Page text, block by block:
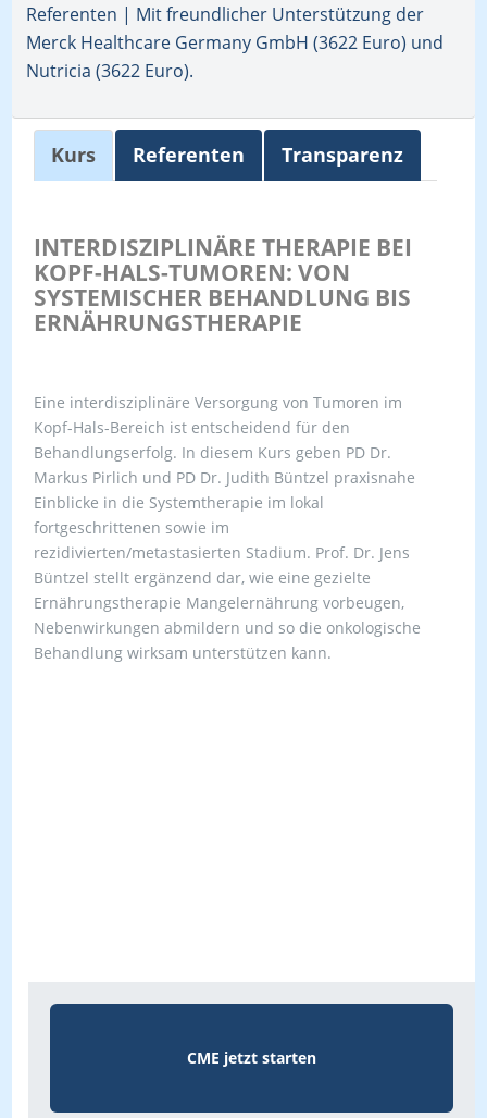
Referenten | Mit freundlicher Unterstützung der
Merck Healthcare Germany GmbH (3622 Euro) und
Nutricia (3622 Euro).
Kurs Referenten Transparenz
INTERDISZIPLINÄRE THERAPIE BEI
KOPF-HALS-TUMOREN: VON
SYSTEMISCHER BEHANDLUNG BIS
ERNÄHRUNGSTHERAPIE
Eine interdisziplinäre Versorgung von Tumoren im
Kopf-Hals-Bereich ist entscheidend für den
Behandlungserfolg. In diesem Kurs geben PD Dr.
Markus Pirlich und PD Dr. Judith Büntzel praxisnahe
Einblicke in die Systemtherapie im lokal
fortgeschrittenen sowie im
rezidivierten/metastasierten Stadium. Prof. Dr. Jens
Büntzel stellt ergänzend dar, wie eine gezielte
Ernährungstherapie Mangelernährung vorbeugen,
Nebenwirkungen abmildern und so die onkologische
Behandlung wirksam unterstützen kann.
CME jetzt starten